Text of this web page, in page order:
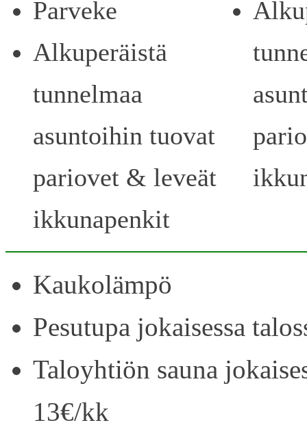
Parveke
Alkuperäistä
tunnelmaa
asuntoihin tuovat
pariovet & leveät
ikkunapenkit
Kaukolämpö
Pesutupa jokaisessa
Taloyhtiön sauna
13€/kk